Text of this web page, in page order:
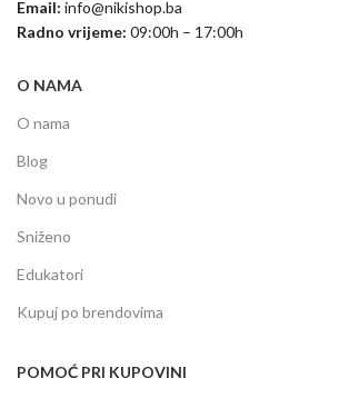
Email: info@nikishop.ba
Radno vrijeme: 09:00h – 17:00h
O NAMA
O nama
Blog
Novo u ponudi
Sniženo
Edukatori
Kupuj po brendovima
POMOĆ PRI KUPOVINI